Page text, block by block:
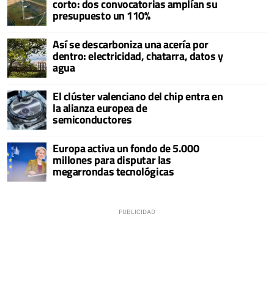
corto: dos convocatorias amplían su
presupuesto un 110%
Así se descarboniza una acería por
dentro: electricidad, chatarra, datos y
agua
El clúster valenciano del chip entra en
la alianza europea de
semiconductores
Europa activa un fondo de 5.000
millones para disputar las
megarrondas tecnológicas